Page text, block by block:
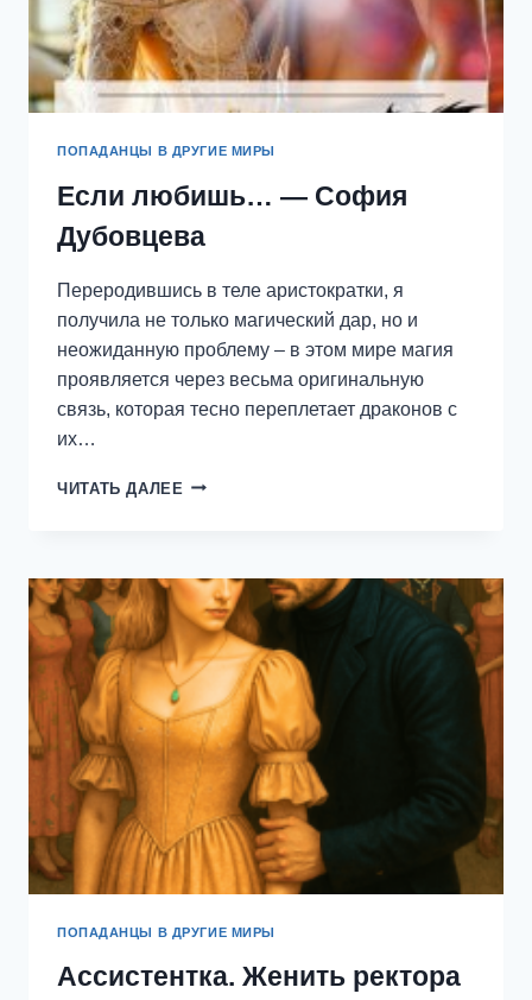
ПОПАДАНЦЫ В ДРУГИЕ МИРЫ
Если любишь… — София
Дубовцева
Переродившись в теле аристократки, я
получила не только магический дар, но и
неожиданную проблему – в этом мире магия
проявляется через весьма оригинальную
связь, которая тесно переплетает драконов с
их…
ЧИТАТЬ ДАЛЕЕ ЕСЛИ
ДУБОВЦЕВА
ПОПАДАНЦЫ В ДРУГИЕ МИРЫ
Ассистентка. Женить ректора